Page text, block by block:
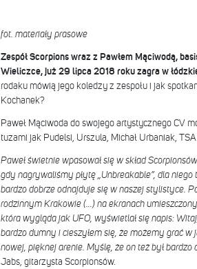
fot. materiały prasowe
Zespół Scorpions wraz z Pawłem Mąciwodą,
Wieliczce, już 29 lipca 2018 roku zagra w
rodaku mówią jego koledzy z zespołu i jak
Kochanek?
Paweł Mąciwoda do swojego artystycznego CV
tuzami jak Pudelsi, Urszula, Michał Urbaniak,
Paweł świetnie wpasował się w skład
gdy nagrywaliśmy płytę „Unbreakable”, dla niego
bardzo dobrze odnajduje się w naszej stylistyce.
rodzinnym Krakowie (…) na ekranach
która wygląda jak UFO, wyświetlał się napis:
bardzo dumny i cieszyłem się, że możemy grać
nowej, pięknej arenie. Myślę, że on też był bardzo
Jabs, gitarzysta Scorpionsów.